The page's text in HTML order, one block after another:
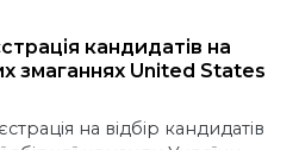
кандидатів на
змаганнях United States
на відбір кандидатів